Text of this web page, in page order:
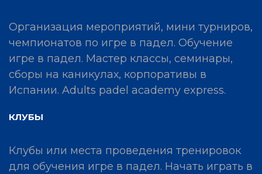
Организация мероприятий, мини турниров,
чемпионатов по игре в падел. Обучение
игре в падел. Мастер классы, семинары,
сборы на каникулах, корпоративы в
Испании. Adults padel academy express.
КЛУБЫ
Клубы или места проведения тренировок
для обучения игре в падел. Начать играть в